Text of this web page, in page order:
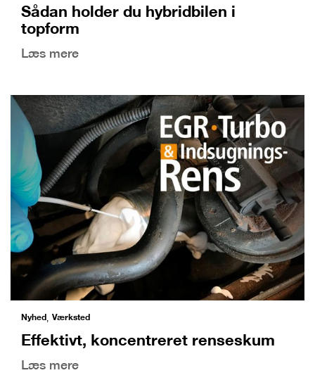
Sådan holder du hybridbilen i
topform
Læs mere
Nyhed, Værksted
Effektivt, koncentreret renseskum
Læs mere